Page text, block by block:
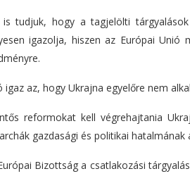
tudjuk, hogy a tagjelölti
igazolja, hiszen az Európai Unió
igaz az, hogy Ukrajna egyelőre nem
reformokat kell végrehajtania
gazdasági és politikai
Bizottság a csatlakozási